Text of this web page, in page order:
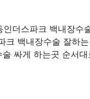
더스파크 백내장수
크 백내장수술 잘하
싸게 하는곳 순서